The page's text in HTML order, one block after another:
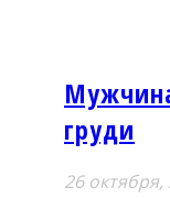
груди
26 октября,